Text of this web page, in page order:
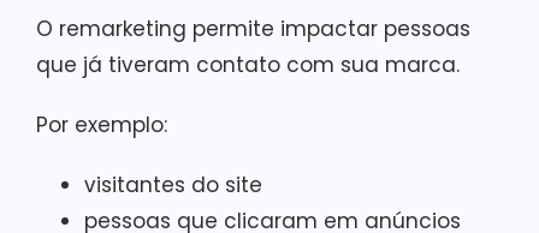
O remarketing permite impactar pessoas
que já tiveram contato com sua marca.
Por exemplo:
visitantes do site
pessoas que clicaram em anúncios